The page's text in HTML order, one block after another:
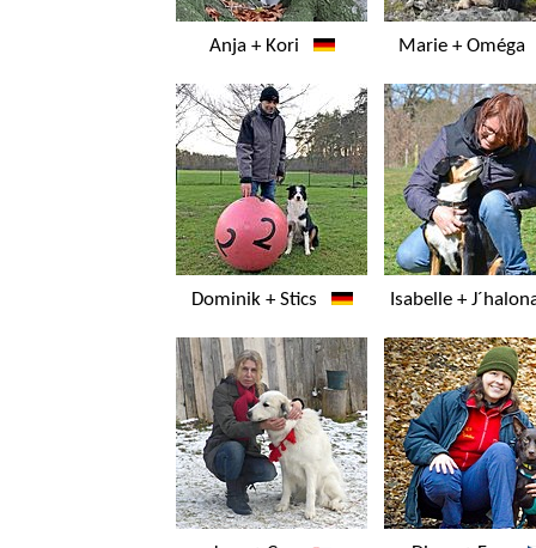
Anja + Kori Marie +
Dominik + Stics Isabelle +